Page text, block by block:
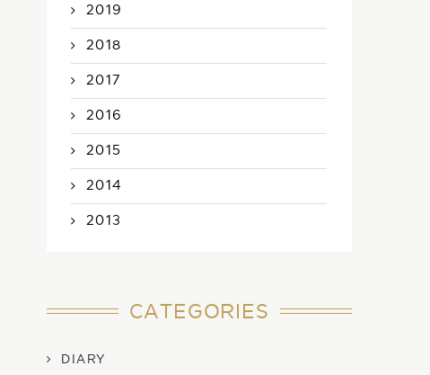
2019
2018
2017
2016
2015
2014
2013
CATEGORIES
DIARY